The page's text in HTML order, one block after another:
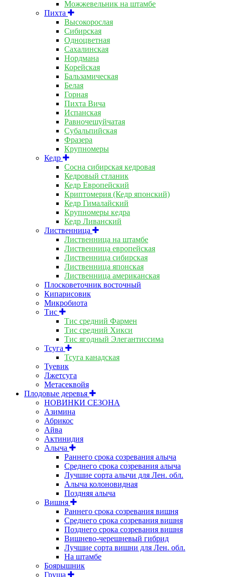
Можжевельник на штамбе
Пихта
Высокорослая
Сибирская
Одноцветная
Сахалинская
Нордмана
Корейская
Бальзамическая
Белая
Горная
Пихта Вича
Испанская
Равночешуйчатая
Субальпийская
Фразера
Крупномеры
Кедр
Сосна сибирская кедровая
Кедровый стланик
Кедр Европейский
Криптомерия (Кедр японский)
Кедр Гималайский
Крупномеры кедра
Кедр Ливанский
Лиственница
Лиственница на штамбе
Лиственница европейская
Лиственница сибирская
Лиственница японская
Лиственница американская
Плосковеточник восточный
Кипарисовик
Микробиота
Тис
Тис средний Фармен
Тис средний Хикси
Тис ягодный Элегантиссима
Тсуга
Тсуга канадская
Туевик
Лжетсуга
Метасеквойя
Плодовые деревья
НОВИНКИ СЕЗОНА
Азимина
Абрикос
Айва
Актинидия
Алыча
Раннего срока созревания алыча
Среднего срока созревания алыча
Лучшие сорта алычи для Лен. обл.
Алыча колоновидная
Поздняя алыча
Вишня
Раннего срока созревания вишня
Среднего срока созревания вишня
Позднего срока созревания вишня
Вишнево-черешневый гибрид
Лучшие сорта вишни для Лен. обл.
На штамбе
Боярышник
Груша